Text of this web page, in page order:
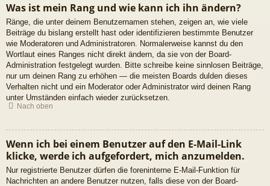
Was ist mein Rang und wie kann ich ihn ändern?
Ränge, die unter deinem Benutzernamen stehen, zeigen an, wie viele
Beiträge du bislang erstellt hast oder identifizieren bestimmte Benutzer
wie Moderatoren und Administratoren. Normalerweise kannst du den
Wortlaut eines Ranges nicht direkt ändern, da sie von der Board-
Administration festgelegt wurden. Bitte schreibe keine sinnlosen Beiträge,
nur um deinen Rang zu erhöhen — die meisten Boards dulden dieses
Verhalten nicht und ein Moderator oder Administrator wird deinen Rang
unter Umständen einfach wieder zurücksetzen.
Nach oben
Wenn ich bei einem Benutzer auf den E-Mail-Link
klicke, werde ich aufgefordert, mich anzumelden.
Nur registrierte Benutzer dürfen die foreninterne E-Mail-Funktion für
Nachrichten an andere Benutzer nutzen, falls diese von der Board-